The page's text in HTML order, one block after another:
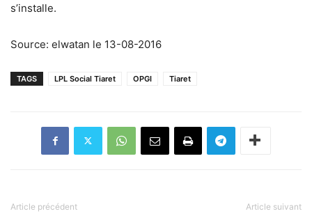
s’installe.
Source: elwatan le 13-08-2016
TAGS LPL Social Tiaret OPGI Tiaret
Article précédent Article suivant